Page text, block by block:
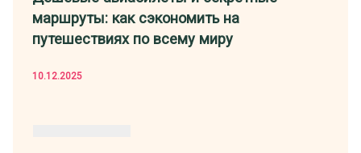
маршруты: как сэкономить на
путешествиях по всему миру
10.12.2025